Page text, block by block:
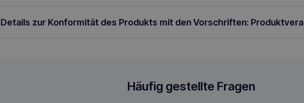
Details zur Konformität des Produkts mit den Vorschriften:
Häufig gestellte Fragen